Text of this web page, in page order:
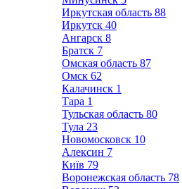
Иркутская область 88
Иркутск 40
Ангарск 8
Братск 7
Омская область 87
Омск 62
Калачинск 1
Тара 1
Тульская область 80
Тула 23
Новомосковск 10
Алексин 7
Київ 79
Воронежская область 78